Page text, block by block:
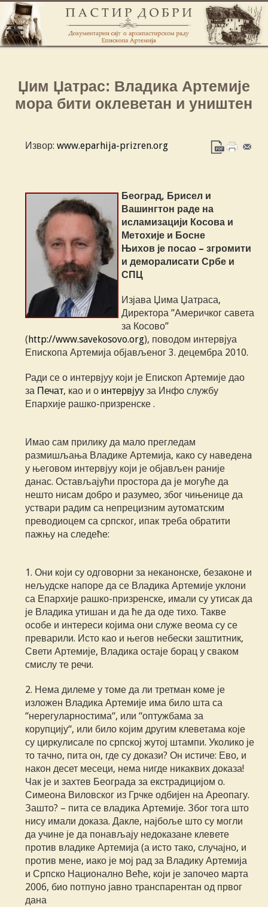
Џим Џатрас: Владика Артемије
мора бити оклеветан и уништен
Извор: www.eparhija-prizren.org
Београд, Брисел и
Вашингтон раде на
исламизацији Косова и
Метохије и Босне
Њихов је посао – згромити
и деморалисати Србе и
СПЦ
Изјава Џима Џатраса,
Директора ”Америчког савета
за Косово”
( http://www.savekosovo.org), поводом интервјуа
Епископа Артемија објављеног 3. децембра 2010.
Ради се о интервјуу који је Епископ Артемије дао
за Печат, као и о интервјуу за Инфо службу
Епархије рашко-призренске .
Имао сам прилику да мало прегледам
размишљања Владике Артемија, како су наведенa
у његовом интервјуу који је објављен раније
данас. Остављајући простора да је могуће да
нешто нисам добро и разумeо, због чињенице да
уствари радим са непрецизним аутоматским
преводиоцем са српског, ипак треба обратити
пажњу на следеће:
1. Они који су одговорни за неканонске, безаконе и
нељудске напоре да се Владика Артемије уклони
са Епархије рашко-призренске, имали су утисак да
је Владика утишан и да ће да оде тихо. Такве
особе и интереси којима они служе веома су се
преварили. Исто као и његов небески заштитник,
Свети Артемије, Владика остаје борац у сваком
смислу те речи.
2. Нема дилеме у томе да ли третман коме је
изложен Владика Артемије има било шта са
“нерегуларностима“, или “оптужбама за
корупцију“, или било којим другим клеветама које
су циркулисале по српској жутој штампи. Уколико је
то тачно, пита он, где су докази? Он истиче: Ево, и
након десет месеци, нема нигде никаквих доказа!
Чак је и захтев Београда за екстрадицијом о.
Симеона Виловског из Грчке одбијен на Ареопагу.
Зашто? – пита се владика Артемије. Због тога што
нису имали доказа. Дакле, најбоље што су могли
да учине је да понављају недоказане клевете
против владике Артемија (а исто тако, случајно, и
против мене, иако је мој рад за Владику Артемија
и Српско Национално Веће, који је започео марта
2006, био потпуно јавно транспарентан од првог
дана